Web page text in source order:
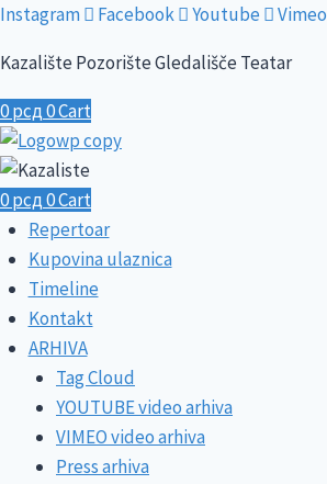
Skip
content
Instagram Facebook Youtube Vimeo
Kazalište Pozorište Gledališče Teatar
0рсд0Cart
0рсд0Cart
Repertoar
Kupovina ulaznica
Timeline
Kontakt
ARHIVA
Tag Cloud
YOUTUBE video arhiva
VIMEO video arhiva
Press arhiva